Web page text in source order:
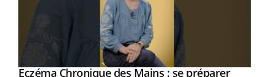
Youtube
Eczéma Chronique des Mains : se préparer